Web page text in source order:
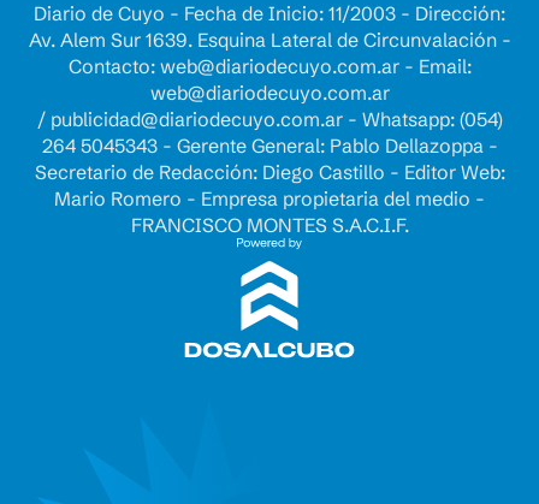
Diario de Cuyo - Fecha de Inicio: 11/2003 - Dirección:
Av. Alem Sur 1639. Esquina Lateral de Circunvalación -
Contacto: web@diariodecuyo.com.ar- Email:
web@diariodecuyo.com.ar
/ publicidad@diariodecuyo.com.ar- Whatsapp: (054)
264 5045343 - Gerente General: Pablo Dellazoppa -
Secretario de Redacción: Diego Castillo - Editor Web:
Mario Romero - Empresa propietaria del medio -
FRANCISCO MONTES S.A.C.I.F.